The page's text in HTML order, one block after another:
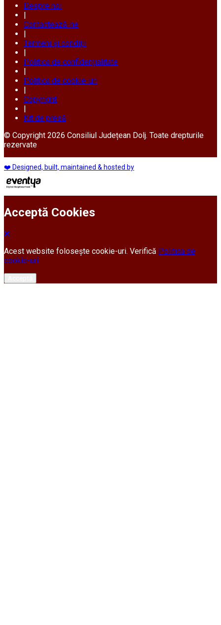
Despre noi
|
Contactează-ne
|
Termeni și condiții
|
Politica de confidențialitate
|
Politica de cookie-uri
|
Copyright
|
Kit de presă
© Copyright 2026 Consiliul Județean Dolj. Toate drepturile
rezervate
❤️ Designed, built, maintained & hosted by
Acceptă Cookies
Acest website folosește cookie-uri. Verifică Politica de
cookie-uri